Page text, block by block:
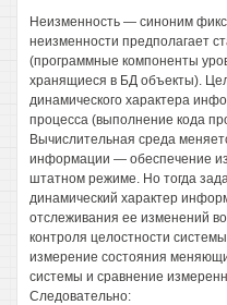
Неизменность — синоним
неизменности предполагает
(программные компоненты
хранящиеся в БД объекты).
динамического характера
процесса (выполнение кода
Вычислительная среда
информации — обеспечение
штатном режиме. Но тогда
динамический характер
отслеживания ее изменений
контроля целостности
измерение состояния
системы и сравнение
Следовательно: